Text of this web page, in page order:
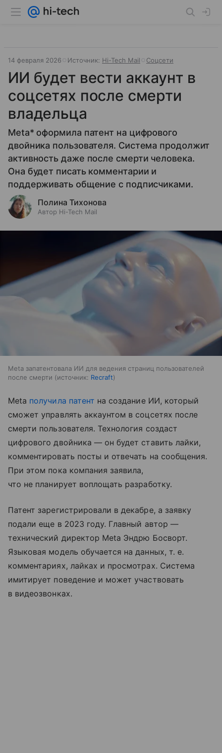
14 февраля 2026 Источник: Hi-Tech Mail Соцсети
ИИ будет вести аккаунт в
соцсетях после смерти
владельца
Meta* оформила патент на цифрового
двойника пользователя. Система продолжит
активность даже после смерти человека.
Она будет писать комментарии и
поддерживать общение с подписчиками.
Полина Тихонова
Автор Hi-Tech Mail
Meta запатентовала ИИ для ведения страниц пользователей
после смерти
источник: Recraft
Meta получила патент на создание ИИ, который
сможет управлять аккаунтом в соцсетях после
смерти пользователя. Технология создаст
цифрового двойника — он будет ставить лайки,
комментировать посты и отвечать на сообщения.
При этом пока компания заявила,
что не планирует воплощать разработку.
Патент зарегистрировали в декабре, а заявку
подали еще в 2023 году. Главный автор —
технический директор Meta Эндрю Босворт.
Языковая модель обучается на данных, т. е.
комментариях, лайках и просмотрах. Система
имитирует поведение и может участвовать
в видеозвонках.